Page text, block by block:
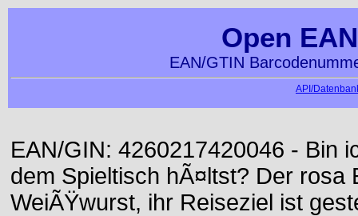
Open
EAN/GTIN
API/
EAN/GIN: 4260217420046 - Bin
dem Spieltisch hÃ¤ltst? Der rosa
WeiÃŸwurst, ihr Reiseziel ist